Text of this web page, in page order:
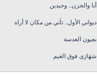
أنا والحزن.. وحيدين
ديواني الأول.. تأتي من مكان لا أراه
بعيون العدسة
سَهَارَى فوق الغيم